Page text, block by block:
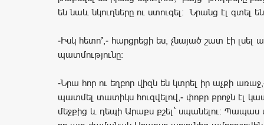
են նաև նկուղները ու ստուգել: Նրանց էլ գտել
-Իսկ հետո՞,- հարցրեցի ես, չնայած շատ էի լսել
պատմությունը:
-Նրա հոր ու եղբոր վիզն են կտրել իր աչքի
պատմել տատիկս հուզվելով,- փոքր քրոջն էլ
մեջքից և դեպի Արաքս քշել` սպանելու: Պապաս